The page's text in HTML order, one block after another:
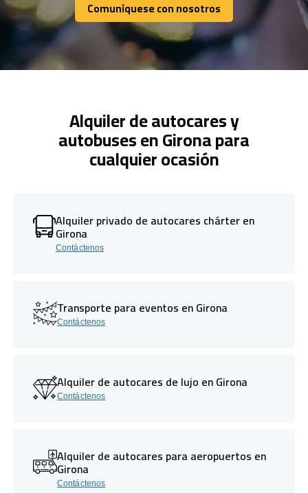
Comuníquese con nosotros
Comuníquese con nosotros
Alquiler de autocares y
autobuses en Girona para
cualquier ocasión
Alquiler privado de autocares chárter en
Girona
Contáctenos
Transporte para eventos en Girona
Contáctenos
Alquiler de autocares de lujo en Girona
Contáctenos
Alquiler de autocares para aeropuertos en
Girona
Contáctenos